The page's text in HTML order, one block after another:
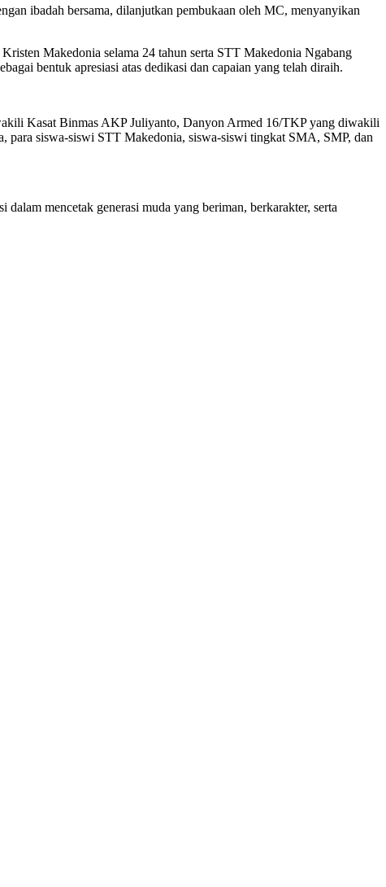
ibadah bersama, dilanjutkan pembukaan oleh MC, menyanyikan
Makedonia selama 24 tahun serta STT Makedonia Ngabang
bentuk apresiasi atas dedikasi dan capaian yang telah diraih.
Kasat Binmas AKP Juliyanto, Danyon Armed 16/TKP yang diwakili
para siswa-siswi STT Makedonia, siswa-siswi tingkat SMA, SMP, dan
mencetak generasi muda yang beriman, berkarakter, serta